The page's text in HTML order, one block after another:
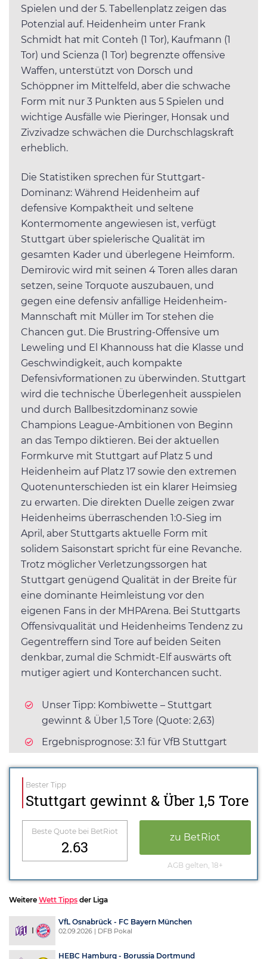
Spielen und der 5. Tabellenplatz zeigen das
Potenzial auf. Heidenheim unter Frank
Schmidt hat mit Conteh (1 Tor), Kaufmann (1
Tor) und Scienza (1 Tor) begrenzte offensive
Waffen, unterstützt von Dorsch und
Schöppner im Mittelfeld, aber die schwache
Form mit nur 3 Punkten aus 5 Spielen und
wichtige Ausfälle wie Pieringer, Honsak und
Zivzivadze schwächen die Durchschlagskraft
erheblich.
Die Statistiken sprechen für Stuttgart-
Dominanz: Während Heidenheim auf
defensive Kompaktheit und seltene
Kontermomente angewiesen ist, verfügt
Stuttgart über spielerische Qualität im
gesamten Kader und überlegene Heimform.
Demirovic wird mit seinen 4 Toren alles daran
setzen, seine Torquote auszubauen, und
gegen eine defensiv anfällige Heidenheim-
Mannschaft mit Müller im Tor stehen die
Chancen gut. Die Brustring-Offensive um
Leweling und El Khannouss hat die Klasse und
Geschwindigkeit, auch kompakte
Defensivformationen zu überwinden. Stuttgart
wird die technische Überlegenheit ausspielen
und durch Ballbesitzdominanz sowie
Champions League-Ambitionen von Beginn
an das Tempo diktieren. Bei der aktuellen
Formkurve mit Stuttgart auf Platz 5 und
Heidenheim auf Platz 17 sowie den extremen
Quotenunterschieden ist ein klarer Heimsieg
zu erwarten. Die direkten Duelle zeigen zwar
Heidenheims überraschenden 1:0-Sieg im
April, aber Stuttgarts aktuelle Form mit
solidem Saisonstart spricht für eine Revanche.
Trotz möglicher Verletzungssorgen hat
Stuttgart genügend Qualität in der Breite für
eine dominante Heimleistung vor den
eigenen Fans in der MHPArena. Bei Stuttgarts
Offensivqualität und Heidenheims Tendenz zu
Gegentreffern sind Tore auf beiden Seiten
denkbar, zumal die Schmidt-Elf auswärts oft
mutiger agiert und Konterchancen sucht.
Unser Tipp: Kombiwette – Stuttgart
gewinnt & Über 1,5 Tore (Quote: 2,63)
Ergebnisprognose: 3:1 für VfB Stuttgart
Bester Tipp
Stuttgart gewinnt & Über 1,5 Tore
Beste Quote bei BetRiot
2.63
zu BetRiot
AGB gelten, 18+
Weitere Wett Tipps der Liga
VfL Osnabrück - FC Bayern München
02.09.2026 | DFB Pokal
HEBC Hamburg - Borussia Dortmund